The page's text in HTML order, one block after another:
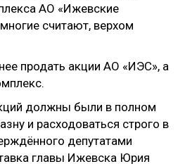
АО «Ижевские
считают, верхом
продать акции АО «ИЭС», а
должны были в полном
и расходоваться строго в
депутатами
главы Ижевска Юрия